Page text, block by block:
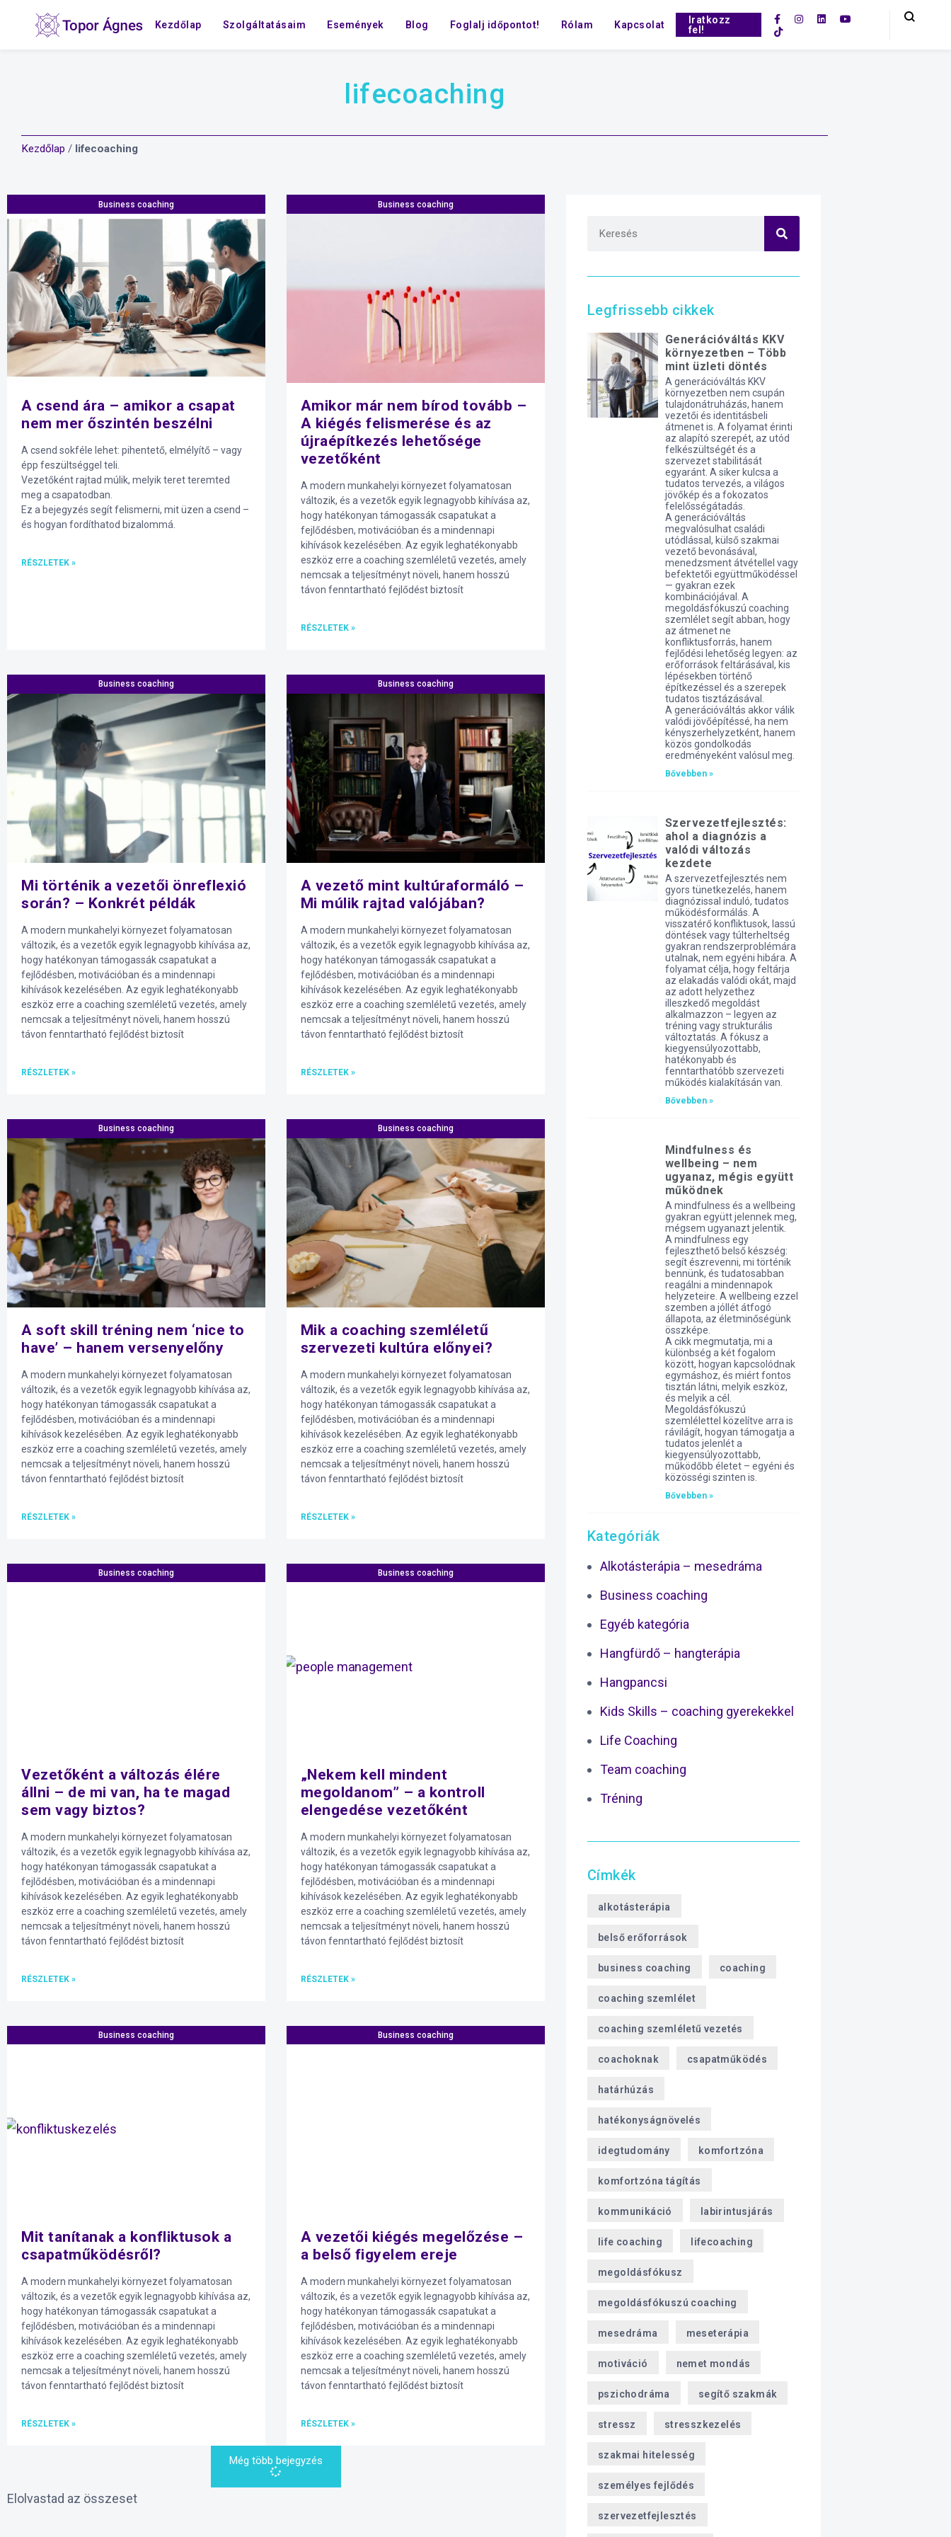
Kezdőlap Szolgáltatásaim Események Blog Foglalj időpontot! Rólam Kapcsolat
Iratkozz
fel!
lifecoaching
Kezdőlap / lifecoaching
Business coaching
A csend ára – amikor a csapat
nem mer őszintén beszélni
A csend sokféle lehet: pihentető, elmélyítő – vagy
épp feszültséggel teli.
Vezetőként rajtad múlik, melyik teret teremted
meg a csapatodban.
Ez a bejegyzés segít felismerni, mit üzen a csend –
és hogyan fordíthatod bizalommá.
RÉSZLETEK »
Business coaching
Amikor már nem bírod tovább –
A kiégés felismerése és az
újraépítkezés lehetősége
vezetőként
A modern munkahelyi környezet folyamatosan
változik, és a vezetők egyik legnagyobb kihívása az,
hogy hatékonyan támogassák csapatukat a
fejlődésben, motivációban és a mindennapi
kihívások kezelésében. Az egyik leghatékonyabb
eszköz erre a coaching szemléletű vezetés, amely
nemcsak a teljesítményt növeli, hanem hosszú
távon fenntartható fejlődést biztosít
RÉSZLETEK »
Business coaching
Mi történik a vezetői önreflexió
során? – Konkrét példák
A modern munkahelyi környezet folyamatosan
változik, és a vezetők egyik legnagyobb kihívása az,
hogy hatékonyan támogassák csapatukat a
fejlődésben, motivációban és a mindennapi
kihívások kezelésében. Az egyik leghatékonyabb
eszköz erre a coaching szemléletű vezetés, amely
nemcsak a teljesítményt növeli, hanem hosszú
távon fenntartható fejlődést biztosít
RÉSZLETEK »
Business coaching
A vezető mint kultúraformáló –
Mi múlik rajtad valójában?
A modern munkahelyi környezet folyamatosan
változik, és a vezetők egyik legnagyobb kihívása az,
hogy hatékonyan támogassák csapatukat a
fejlődésben, motivációban és a mindennapi
kihívások kezelésében. Az egyik leghatékonyabb
eszköz erre a coaching szemléletű vezetés, amely
nemcsak a teljesítményt növeli, hanem hosszú
távon fenntartható fejlődést biztosít
RÉSZLETEK »
Business coaching
A soft skill tréning nem ‘nice to
have’ – hanem versenyelőny
A modern munkahelyi környezet folyamatosan
változik, és a vezetők egyik legnagyobb kihívása az,
hogy hatékonyan támogassák csapatukat a
fejlődésben, motivációban és a mindennapi
kihívások kezelésében. Az egyik leghatékonyabb
eszköz erre a coaching szemléletű vezetés, amely
nemcsak a teljesítményt növeli, hanem hosszú
távon fenntartható fejlődést biztosít
RÉSZLETEK »
Business coaching
Mik a coaching szemléletű
szervezeti kultúra előnyei?
A modern munkahelyi környezet folyamatosan
változik, és a vezetők egyik legnagyobb kihívása az,
hogy hatékonyan támogassák csapatukat a
fejlődésben, motivációban és a mindennapi
kihívások kezelésében. Az egyik leghatékonyabb
eszköz erre a coaching szemléletű vezetés, amely
nemcsak a teljesítményt növeli, hanem hosszú
távon fenntartható fejlődést biztosít
RÉSZLETEK »
Business coaching
Vezetőként a változás élére
állni – de mi van, ha te magad
sem vagy biztos?
A modern munkahelyi környezet folyamatosan
változik, és a vezetők egyik legnagyobb kihívása az,
hogy hatékonyan támogassák csapatukat a
fejlődésben, motivációban és a mindennapi
kihívások kezelésében. Az egyik leghatékonyabb
eszköz erre a coaching szemléletű vezetés, amely
nemcsak a teljesítményt növeli, hanem hosszú
távon fenntartható fejlődést biztosít
RÉSZLETEK »
Business coaching
„Nekem kell mindent
megoldanom” – a kontroll
elengedése vezetőként
A modern munkahelyi környezet folyamatosan
változik, és a vezetők egyik legnagyobb kihívása az,
hogy hatékonyan támogassák csapatukat a
fejlődésben, motivációban és a mindennapi
kihívások kezelésében. Az egyik leghatékonyabb
eszköz erre a coaching szemléletű vezetés, amely
nemcsak a teljesítményt növeli, hanem hosszú
távon fenntartható fejlődést biztosít
RÉSZLETEK »
Business coaching
Mit tanítanak a konfliktusok a
csapatműködésről?
A modern munkahelyi környezet folyamatosan
változik, és a vezetők egyik legnagyobb kihívása az,
hogy hatékonyan támogassák csapatukat a
fejlődésben, motivációban és a mindennapi
kihívások kezelésében. Az egyik leghatékonyabb
eszköz erre a coaching szemléletű vezetés, amely
nemcsak a teljesítményt növeli, hanem hosszú
távon fenntartható fejlődést biztosít
RÉSZLETEK »
Business coaching
A vezetői kiégés megelőzése –
a belső figyelem ereje
A modern munkahelyi környezet folyamatosan
változik, és a vezetők egyik legnagyobb kihívása az,
hogy hatékonyan támogassák csapatukat a
fejlődésben, motivációban és a mindennapi
kihívások kezelésében. Az egyik leghatékonyabb
eszköz erre a coaching szemléletű vezetés, amely
nemcsak a teljesítményt növeli, hanem hosszú
távon fenntartható fejlődést biztosít
RÉSZLETEK »
Még több bejegyzés
Elolvastad az összeset
Legfrissebb cikkek
Generációváltás KKV
környezetben – Több
mint üzleti döntés
A generációváltás KKV
környezetben nem csupán
tulajdonátruházás, hanem
vezetői és identitásbeli
átmenet is. A folyamat érinti
az alapító szerepét, az utód
felkészültségét és a
szervezet stabilitását
egyaránt. A siker kulcsa a
tudatos tervezés, a világos
jövőkép és a fokozatos
felelősségátadás.
A generációváltás
megvalósulhat családi
utódlással, külső szakmai
vezető bevonásával,
menedzsment átvétellel vagy
befektetői együttműködéssel
— gyakran ezek
kombinációjával. A
megoldásfókuszú coaching
szemlélet segít abban, hogy
az átmenet ne
konfliktusforrás, hanem
fejlődési lehetőség legyen: az
erőforrások feltárásával, kis
lépésekben történő
építkezéssel és a szerepek
tudatos tisztázásával.
A generációváltás akkor válik
valódi jövőépítéssé, ha nem
kényszerhelyzetként, hanem
közös gondolkodás
eredményeként valósul meg.
Bővebben »
Szervezetfejlesztés:
ahol a diagnózis a
valódi változás
kezdete
A szervezetfejlesztés nem
gyors tünetkezelés, hanem
diagnózissal induló, tudatos
működésformálás. A
visszatérő konfliktusok, lassú
döntések vagy túlterheltség
gyakran rendszerproblémára
utalnak, nem egyéni hibára. A
folyamat célja, hogy feltárja
az elakadás valódi okát, majd
az adott helyzethez
illeszkedő megoldást
alkalmazzon – legyen az
tréning vagy strukturális
változtatás. A fókusz a
kiegyensúlyozottabb,
hatékonyabb és
fenntarthatóbb szervezeti
működés kialakításán van.
Bővebben »
Mindfulness és
wellbeing – nem
ugyanaz, mégis együtt
működnek
A mindfulness és a wellbeing
gyakran együtt jelennek meg,
mégsem ugyanazt jelentik.
A mindfulness egy
fejleszthető belső készség:
segít észrevenni, mi történik
bennünk, és tudatosabban
reagálni a mindennapok
helyzeteire. A wellbeing ezzel
szemben a jóllét átfogó
állapota, az életminőségünk
összképe.
A cikk megmutatja, mi a
különbség a két fogalom
között, hogyan kapcsolódnak
egymáshoz, és miért fontos
tisztán látni, melyik eszköz,
és melyik a cél.
Megoldásfókuszú
szemlélettel közelítve arra is
rávilágít, hogyan támogatja a
tudatos jelenlét a
kiegyensúlyozottabb,
működőbb életet – egyéni és
közösségi szinten is.
Bővebben »
Kategóriák
Alkotásterápia – mesedráma
Business coaching
Egyéb kategória
Hangfürdő – hangterápia
Hangpancsi
Kids Skills – coaching gyerekekkel
Life Coaching
Team coaching
Tréning
Címkék
alkotásterápia
belső erőforrások
business coaching coaching
coaching szemlélet
coaching szemléletű vezetés
coachoknak csapatműködés
határhúzás
hatékonyságnövelés
idegtudomány komfortzóna
komfortzóna tágítás
kommunikáció labirintusjárás
life coaching lifecoaching
megoldásfókusz
megoldásfókuszú coaching
mesedráma meseterápia
motiváció nemet mondás
pszichodráma segítő szakmák
stressz stresszkezelés
szakmai hitelesség
személyes fejlődés
szervezetfejlesztés